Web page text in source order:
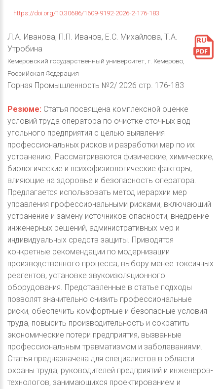
https://doi.org/10.30686/1609-9192-2026-2-176-183
Л.А. Иванова, П.П. Иванов, Е.С. Михайлова, Т.А.
Утробина
Кемеровский государственный университет, г. Кемерово,
Российская Федерация
Горная Промышленность №2/ 2026 стр. 176-183
Резюме: Статья посвящена комплексной оценке
условий труда оператора по очистке сточных вод
угольного предприятия с целью выявления
профессиональных рисков и разработки мер по их
устранению. Рассматриваются физические, химические,
биологические и психофизиологические факторы,
влияющие на здоровье и безопасность оператора.
Предлагается использовать метод иерархии мер
управления профессиональными рисками, включающий
устранение и замену источников опасности, внедрение
инженерных решений, административных мер и
индивидуальных средств защиты. Приводятся
конкретные рекомендации по модернизации
производственного процесса, выбору менее токсичных
реагентов, установке звукоизоляционного
оборудования. Представленные в статье подходы
позволят значительно снизить профессиональные
риски, обеспечить комфортные и безопасные условия
труда, повысить производительность и сократить
экономические потери предприятия, вызванные
профессиональным травматизмом и заболеваниями.
Статья предназначена для специалистов в области
охраны труда, руководителей предприятий и инженеров-
технологов, занимающихся проектированием и